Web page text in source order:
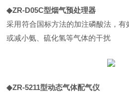
◆ZR-D05C型烟气预处理器
采用符合国标方法的加注磷酸法，有
或减小氨、硫化氢等气体的干扰
◆ZR-5211型动态气体配气仪